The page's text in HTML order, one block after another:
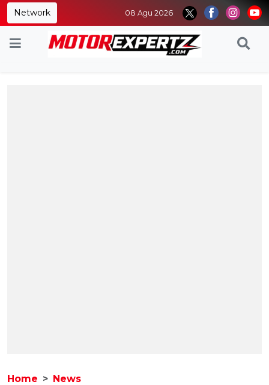
Network 08 Agu 2026
Home News